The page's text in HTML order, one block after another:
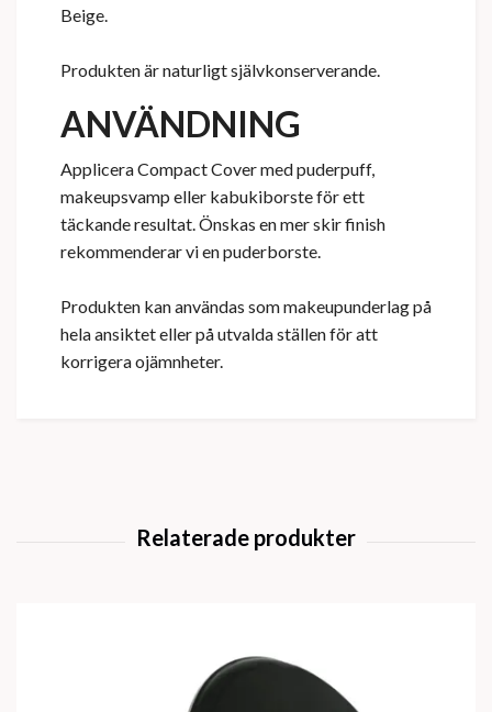
Beige.
Produkten är naturligt självkonserverande.
ANVÄNDNING
Applicera Compact Cover med puderpuff,
makeupsvamp eller kabukiborste för ett
täckande resultat. Önskas en mer skir finish
rekommenderar vi en puderborste.
Produkten kan användas som makeupunderlag på
hela ansiktet eller på utvalda ställen för att
korrigera ojämnheter.